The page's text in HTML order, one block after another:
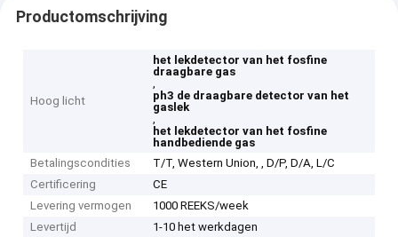
Productomschrijving
Hoog licht
het lekdetector van het fosfine
draagbare gas
,
ph3 de draagbare detector van het
gaslek
,
het lekdetector van het fosfine
handbediende gas
Betalingscondities
T/T, Western Union, , D/P, D/A, L/C
Certificering
CE
Levering vermogen
1000 REEKS/week
Levertijd
1-10 het werkdagen